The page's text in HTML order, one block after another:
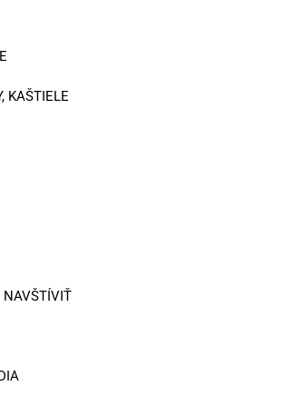
KAŠTIELE
NAVŠTÍVIŤ